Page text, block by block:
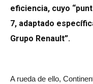
eficiencia, cuyo
7, adaptado
Grupo Renault”.
A rueda de ello,